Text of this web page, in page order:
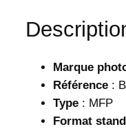
l
é
t
c
a
n
o
Marque
Référence :
Type : MFP
Format